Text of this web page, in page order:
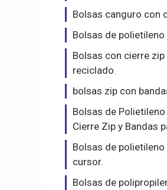
Bolsas canguro con
Bolsas de
Bolsas con cierre
reciclado.
bolsas zip con
Bolsas de
Cierre Zip y Bandas
Bolsas de
cursor.
Bolsas de